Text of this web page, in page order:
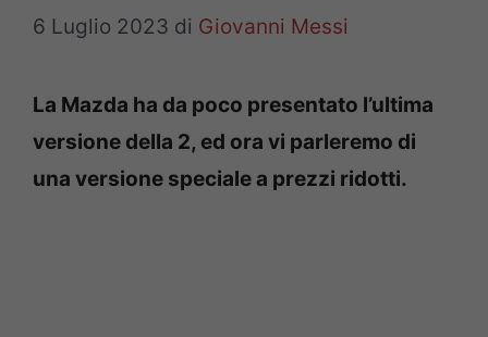
6 Luglio 2023 di Giovanni Messi
La Mazda ha da poco presentato l’ultima
versione della 2, ed ora vi parleremo di
una versione speciale a prezzi ridotti.